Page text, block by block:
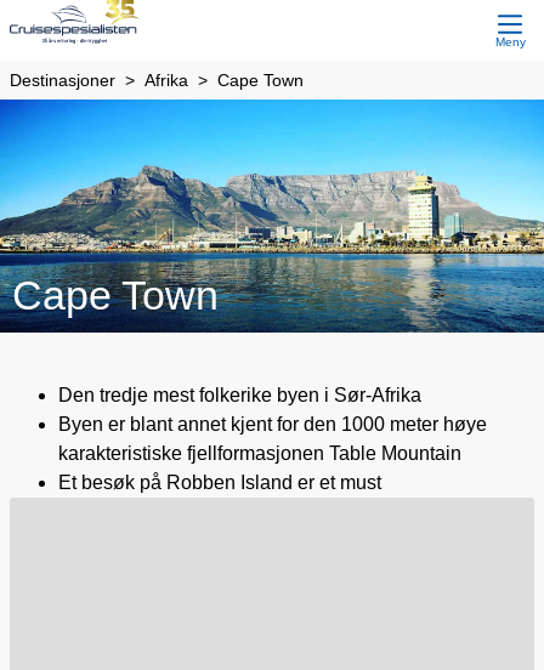
Meny
Destinasjoner Afrika Cape Town
Cape Town
Den tredje mest folkerike byen i Sør-Afrika
Byen er blant annet kjent for den 1000 meter høye
karakteristiske fjellformasjonen Table Mountain
Et besøk på Robben Island er et must